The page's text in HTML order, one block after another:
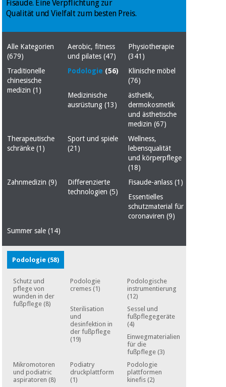
Outlet
Traditionelle
chinesische
Klinische
möbel
Therapeutische
schränke
für
coronaviren
fitness
Sport
und
spiele
Sanitärkleiderschränke
Veterinärmedizin
(ausverkauf)
Nachricht
Angebote
Academy
Medizinische
ausrüstung
Traditionelle
chinesische
medizin
Therapeutische
schränke
Essentielles
Aerobic,
fitness
und
pilates
Sanitärkleiderschränke
Fisaude. Eine Verpflichtung zur
Qualität und Vielfalt zum besten Preis.
Alle Kategorien
(679)
Aerobic, fitness
und pilates (47)
Physiotherapie
(341)
Traditionelle
chinesische
medizin (1)
Podologie (56)
Klinische möbel
(76)
Medizinische
ausrüstung (13)
ästhetik,
dermokosmetik
und ästhetische
medizin(67)
Therapeutische
schränke (1)
Sport und spiele
(21)
Wellness,
lebensqualität
und körperpflege
(18)
Zahnmedizin (9)
Differenzierte
technologien (5)
Fisaude-anlass(1)
Essentielles
schutzmaterial für
coronaviren(9)
Summer sale (14)
Podologie (58)
Schutz und
pflege von
wunden in der
fußpflege (8)
Podologie
cremes (1)
Podologische
instrumentierung
(12)
Sterilisation
und
desinfektion in
der fußpflege
(19)
Sessel und
fußpflegegeräte
(4)
Einwegmaterialien
für die
fußpflege (3)
Mikromotoren
und podiatric
aspiratoren (8)
Podiatry
druckplattform
(1)
Podologie
plattformen
kinefis (2)